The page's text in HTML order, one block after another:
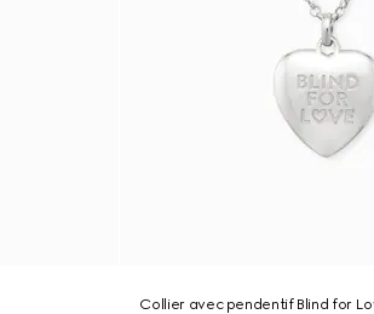
Collier avec pendentif Blind for